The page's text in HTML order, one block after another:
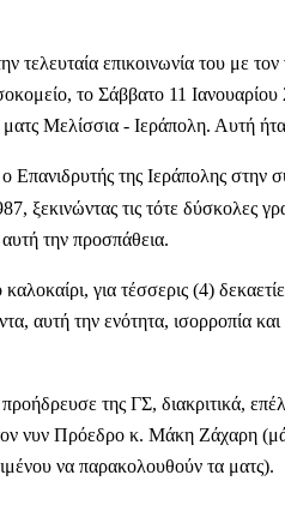
τελευταία επικοινωνία του με
το Σάββατο 11
Μελίσσια - Ιεράπολη. Αυτή
Επανιδρυτής της Ιεράπολης στην
ξεκινώντας τις τότε δύσκολες
την προσπάθεια.
για τέσσερις (4)
αυτή την ενότητα, ισορροπία
της ΓΣ, διακριτικά,
νυν Πρόεδρο κ. Μάκη Ζάχαρη
να παρακολουθούν τα ματς).